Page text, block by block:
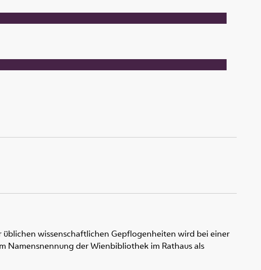
wissenschaftlichen Gepflogenheiten wird bei einer
Namensnennung der Wienbibliothek im Rathaus als